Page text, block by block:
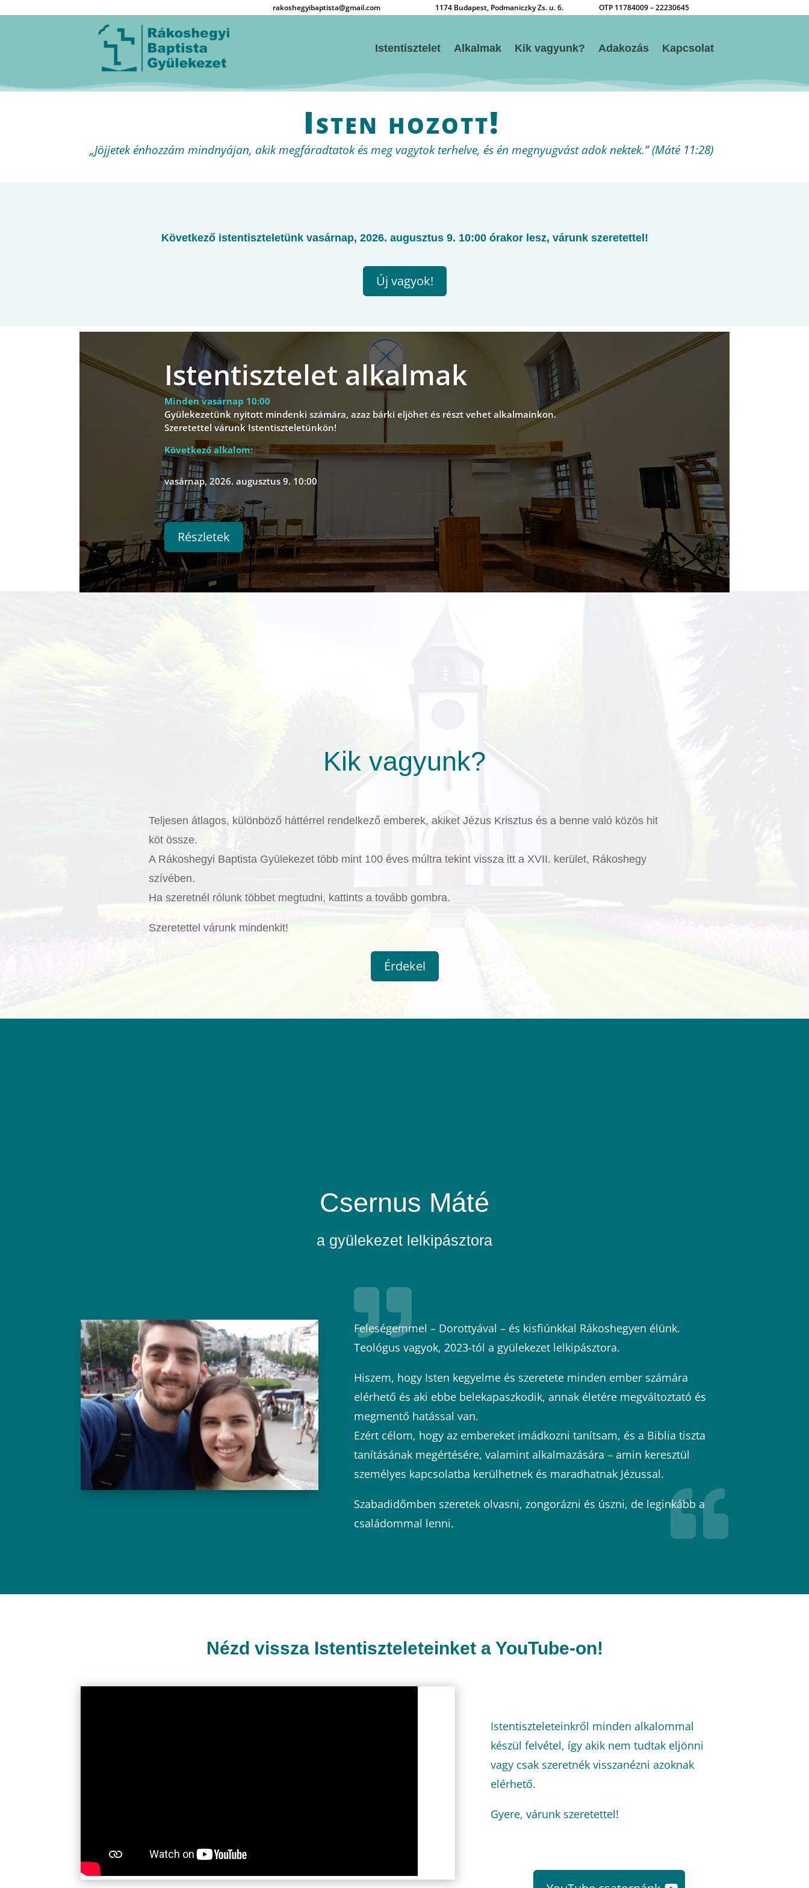
rakoshegyibaptista@gmail.com 1174 Budapest, Podmaniczky Zs. u. 6. OTP 11784009 – 22230645
Istentisztelet Alkalmak Kik vagyunk? Adakozás Kapcsolat
Isten hozott!
„Jöjjetek énhozzám mindnyájan, akik megfáradtatok és meg vagytok terhelve, és én megnyugvást adok nektek.”(‭Máté 11:28)
Következő istentiszteletünk vasárnap, 2026. augusztus 9. 10:00 órakor lesz, várunk szeretettel!
Új vagyok!
Istentisztelet alkalmak
Minden vasárnap 10:00
Gyülekezetünk nyitott mindenki számára, azaz bárki eljöhet és részt vehet alkalmainkon.
Szeretettel várunk Istentiszteletünkön!
Következő alkalom:
vasárnap, 2026. augusztus 9. 10:00
Részletek
Kik vagyunk?
Teljesen átlagos, különböző háttérrel rendelkező emberek, akiket Jézus Krisztus és a benne való közös hit
köt össze.
A Rákoshegyi Baptista Gyülekezet több mint 100 éves múltra tekint vissza itt a XVII. kerület, Rákoshegy
szívében.
Ha szeretnél rólunk többet megtudni, kattints a tovább gombra.
Szeretettel várunk mindenkit!
Érdekel
Csernus Máté
a gyülekezet lelkipásztora

Feleségemmel – Dorottyával – és kisfiúnkkal Rákoshegyen élünk.
Teológus vagyok, 2023-tól a gyülekezet lelkipásztora.
Hiszem, hogy Isten kegyelme és szeretete minden ember számára
elérhető és aki ebbe belekapaszkodik, annak életére megváltoztató és
megmentő hatással van.
Ezért célom, hogy az embereket imádkozni tanítsam, és a Biblia tiszta
tanításának megértésére, valamint alkalmazására – amin keresztül
személyes kapcsolatba kerülhetnek és maradhatnak Jézussal.
Szabadidőmben szeretek olvasni, zongorázni és úszni, de leginkább a
családommal lenni.

Nézd vissza Istentiszteleteinket a YouTube-on!
Istentiszteleteinkről minden alkalommal
készül felvétel, így akik nem tudtak eljönni
vagy csak szeretnék visszanézni azoknak
elérhető.
Gyere, várunk szeretettel!